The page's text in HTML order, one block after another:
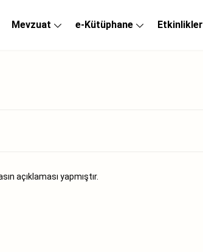
Mevzuat e-Kütüphane Etkinlikler
açıklaması yapmıştır.